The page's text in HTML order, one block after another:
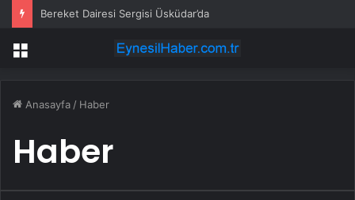
Bereket Dairesi Sergisi Üsküdar’da
Menü
Anasayfa / Haber
Haber